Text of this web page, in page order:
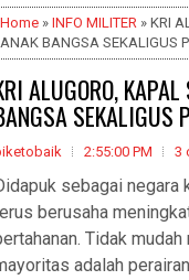
Home » INFO MILITER » KRI
ANAK BANGSA SEKALIGUS
ALUGORO,
SEKALIGUS
2:55:00 PM 3
sebagai negara
berusaha
Tidak
adalah